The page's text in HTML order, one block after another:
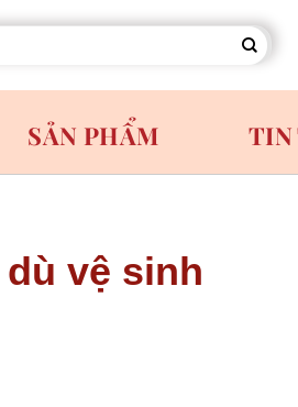
SẢN PHẨM TIN
vệ sinh